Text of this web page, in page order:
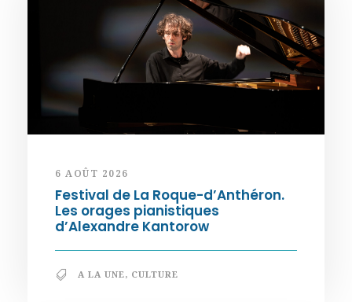
6 AOÛT 2026
Festival de La Roque-d’Anthéron.
Les orages pianistiques
d’Alexandre Kantorow
A LA UNE, CULTURE